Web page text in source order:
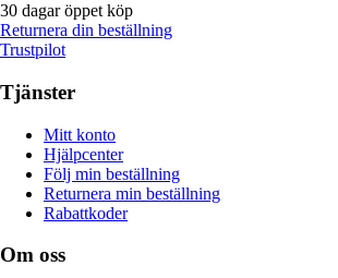
30 dagar öppet köp
Returnera din beställning
Trustpilot
Tjänster
Mitt konto
Hjälpcenter
Följ min beställning
Returnera min beställning
Rabattkoder
Om oss